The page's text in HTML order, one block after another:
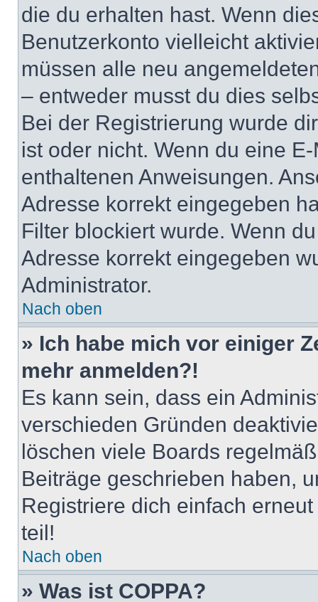
die du erhalten hast. Wenn
Benutzerkonto vielleicht
müssen alle neu
– entweder musst du dies
Bei der Registrierung wurde
ist oder nicht. Wenn du eine
enthaltenen Anweisungen.
Adresse korrekt eingegeben
Filter blockiert wurde. Wenn
Adresse korrekt eingegeben
Administrator.
Nach oben
» Ich habe mich vor einiger
mehr anmelden?!
Es kann sein, dass ein
verschieden Gründen
löschen viele Boards
Beiträge geschrieben haben,
Registriere dich einfach
teil!
Nach oben
» Was ist COPPA?